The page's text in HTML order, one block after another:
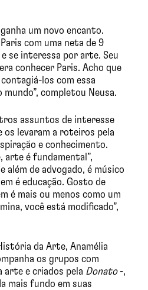
um novo encanto.
com uma neta de 9
se interessa por arte. Seu
conhecer Paris. Acho que
los com essa
completou Neusa.
assuntos de interesse
os levaram a roteiros pela
e conhecimento.
arte é fundamental”,
além de advogado, é músico
é educação. Gosto de
é mais ou menos como um
você está modificado”,
da Arte, Anamélia
os grupos com
e criados pela Donato-,
mais fundo em suas